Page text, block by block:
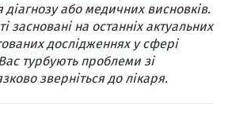
діагнозу або медичних висновків.
засновані на останніх актуальних
дослідженнях у сфері
турбують проблеми зі
зверніться до лікаря.